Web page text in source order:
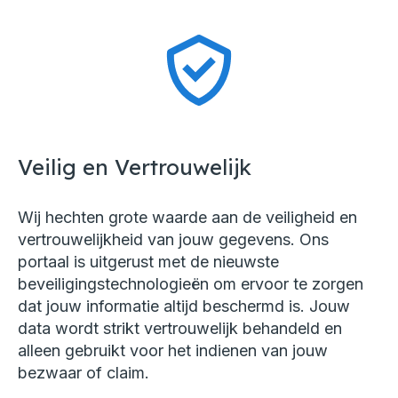
Veilig en Vertrouwelijk
Wij hechten grote waarde aan de veiligheid en
vertrouwelijkheid van jouw gegevens. Ons
portaal is uitgerust met de nieuwste
beveiligingstechnologieën om ervoor te zorgen
dat jouw informatie altijd beschermd is. Jouw
data wordt strikt vertrouwelijk behandeld en
alleen gebruikt voor het indienen van jouw
bezwaar of claim.